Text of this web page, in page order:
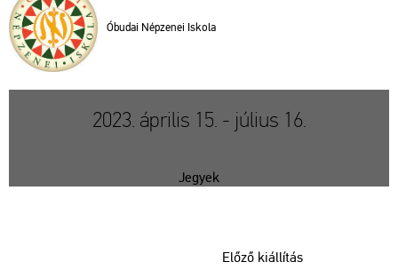
Óbu­dai Nép­ze­nei Is­ko­la
2023. április 15. - július 16.
Jegyek
Előző kiállítás